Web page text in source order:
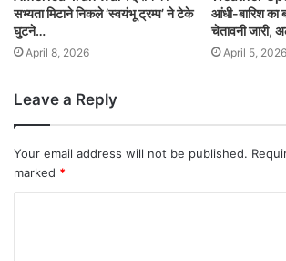
सभ्यता मिटाने निकले ‘स्वयंभू ट्रम्प’ ने टेके
घुटने…
April 8, 2026
आंधी-बारिश का
चेतावनी जारी,
April 5, 2026
Leave a Reply
Your email address will not be published.
marked *